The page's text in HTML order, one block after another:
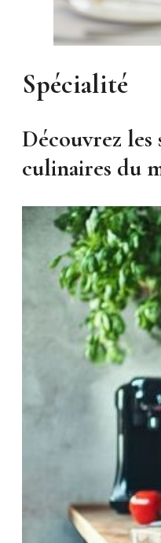
Spécialité
Découvrez les
culinaires du